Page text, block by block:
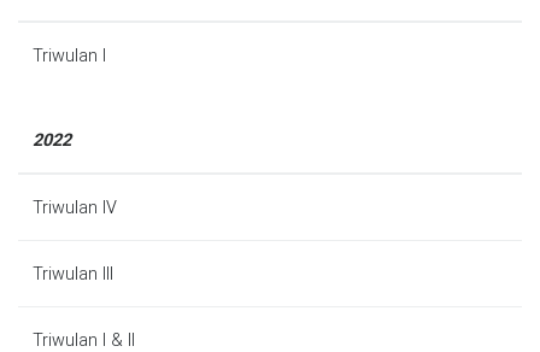
Triwulan I
2022
Triwulan IV
Triwulan III
Triwulan I & II